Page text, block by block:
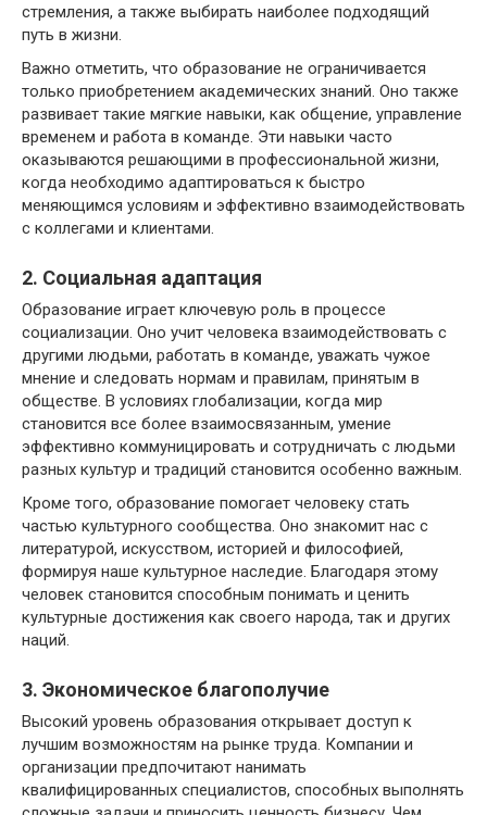
стремления, а также выбирать наиболее подходящий
путь в жизни.
Важно отметить, что образование не ограничивается
только приобретением академических знаний. Оно также
развивает такие мягкие навыки, как общение, управление
временем и работа в команде. Эти навыки часто
оказываются решающими в профессиональной жизни,
когда необходимо адаптироваться к быстро
меняющимся условиям и эффективно взаимодействовать
с коллегами и клиентами.
2. Социальная адаптация
Образование играет ключевую роль в процессе
социализации. Оно учит человека взаимодействовать с
другими людьми, работать в команде, уважать чужое
мнение и следовать нормам и правилам, принятым в
обществе. В условиях глобализации, когда мир
становится все более взаимосвязанным, умение
эффективно коммуницировать и сотрудничать с людьми
разных культур и традиций становится особенно важным.
Кроме того, образование помогает человеку стать
частью культурного сообщества. Оно знакомит нас с
литературой, искусством, историей и философией,
формируя наше культурное наследие. Благодаря этому
человек становится способным понимать и ценить
культурные достижения как своего народа, так и других
наций.
3. Экономическое благополучие
Высокий уровень образования открывает доступ к
лучшим возможностям на рынке труда. Компании и
организации предпочитают нанимать
квалифицированных специалистов, способных выполнять